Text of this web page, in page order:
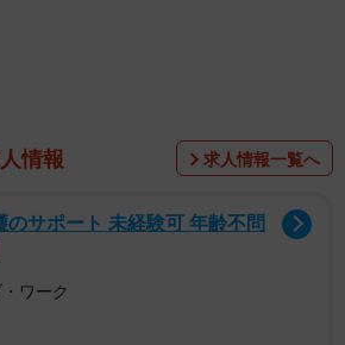
情報 求人情報一覧へ
のサポート 未経験可 年齢不問
ワーク